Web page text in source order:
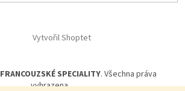
Vytvořil Shoptet
FRANCOUZSKÉ SPECIALITY. Všechna práva
vyhrazena.